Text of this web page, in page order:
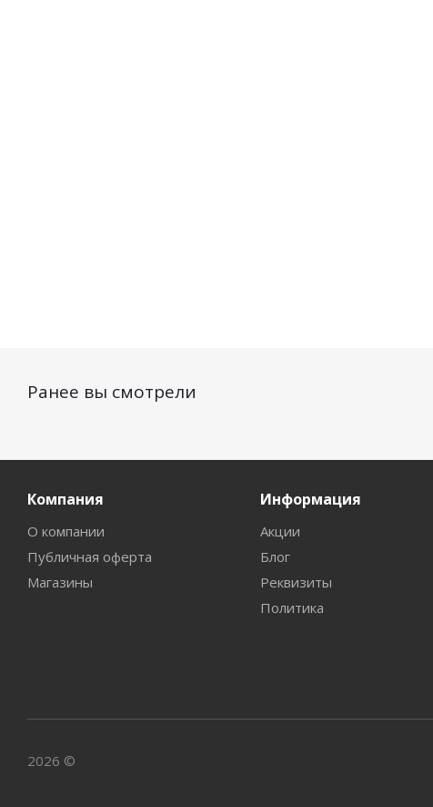
Ранее вы смотрели
Компания
О компании
Публичная оферта
Магазины
Информация
Акции
Блог
Реквизиты
Политика
2026 ©